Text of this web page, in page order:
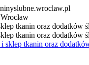
tkanin oraz dodatków
tkanin oraz dodatków